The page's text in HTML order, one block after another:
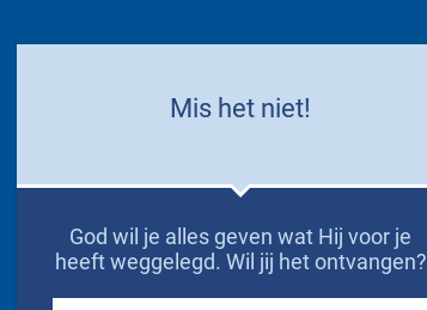
Mis het niet!
God wil je alles geven wat Hij voor je
heeft weggelegd. Wil jij het ontvangen?